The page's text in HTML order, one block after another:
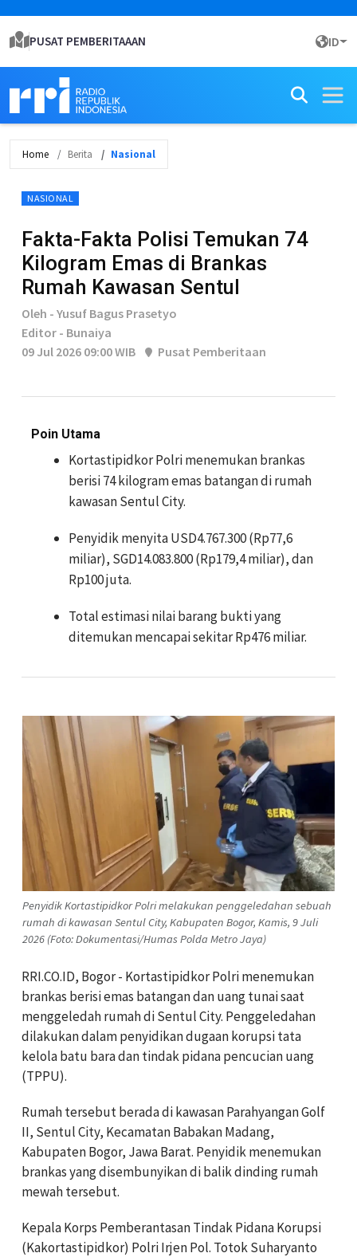
PUSAT PEMBERITAAAN ID
Home Berita Nasional
NASIONAL
Fakta-Fakta Polisi Temukan 74
Kilogram Emas di Brankas
Rumah Kawasan Sentul
Oleh - Yusuf Bagus Prasetyo
Editor - Bunaiya
09 Jul 2026 09:00 WIB
Pusat Pemberitaan
Poin Utama
Kortastipidkor Polri menemukan brankas
berisi 74 kilogram emas batangan di rumah
kawasan Sentul City.
Penyidik menyita USD4.767.300 (Rp77,6
miliar), SGD14.083.800 (Rp179,4 miliar), dan
Rp100 juta.
Total estimasi nilai barang bukti yang
ditemukan mencapai sekitar Rp476 miliar.
Penyidik Kortastipidkor Polri melakukan penggeledahan sebuah
rumah di kawasan Sentul City, Kabupaten Bogor, Kamis, 9 Juli
2026 (Foto: Dokumentasi/Humas Polda Metro Jaya)
RRI.CO.ID, Bogor - Kortastipidkor Polri menemukan
brankas berisi emas batangan dan uang tunai saat
menggeledah rumah di Sentul City. Penggeledahan
dilakukan dalam penyidikan dugaan korupsi tata
kelola batu bara dan tindak pidana pencucian uang
(TPPU).
Rumah tersebut berada di kawasan Parahyangan Golf
II, Sentul City, Kecamatan Babakan Madang,
Kabupaten Bogor, Jawa Barat. Penyidik menemukan
brankas yang disembunyikan di balik dinding rumah
mewah tersebut.
Kepala Korps Pemberantasan Tindak Pidana Korupsi
(Kakortastipidkor) Polri Irjen Pol. Totok Suharyanto